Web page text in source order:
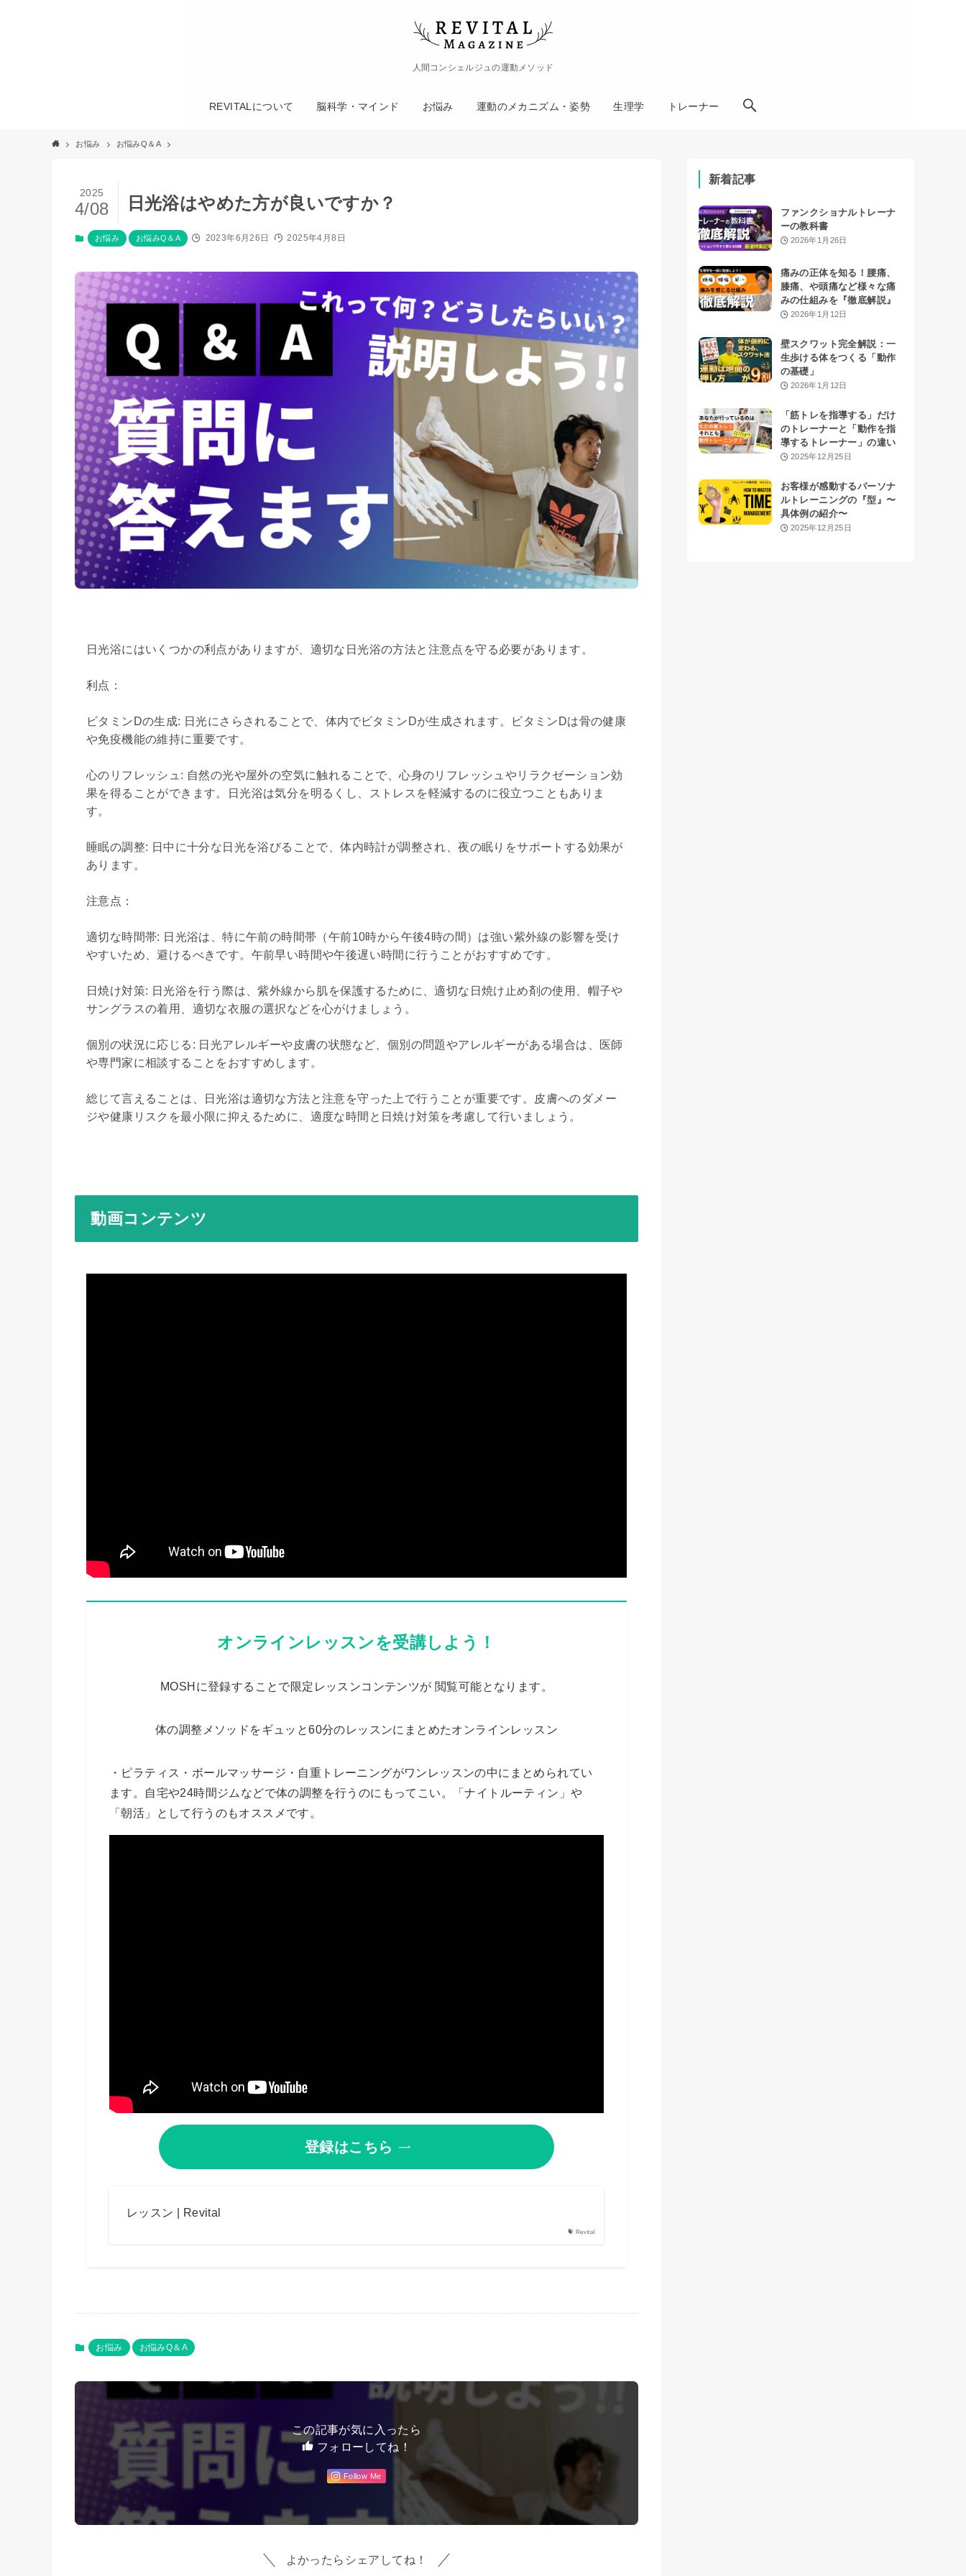
人間コンシェルジュの運動メソッド
REVITALについて 脳科学・マインド お悩み 運動のメカニズム・姿勢 生理学 トレーナー
お悩み お悩みQ＆A
日光浴はやめた方が良いですか？
2025
4/08
お悩み お悩みQ＆A 2023年6月26日 2025年4月8日
日光浴にはいくつかの利点がありますが、適切な日光浴の方法と注意点を守る必要があります。
利点：
ビタミンDの生成: 日光にさらされることで、体内でビタミンDが生成されます。ビタミンDは骨の健康
や免疫機能の維持に重要です。
心のリフレッシュ: 自然の光や屋外の空気に触れることで、心身のリフレッシュやリラクゼーション効
果を得ることができます。日光浴は気分を明るくし、ストレスを軽減するのに役立つこともありま
す。
睡眠の調整: 日中に十分な日光を浴びることで、体内時計が調整され、夜の眠りをサポートする効果が
あります。
注意点：
適切な時間帯: 日光浴は、特に午前の時間帯（午前10時から午後4時の間）は強い紫外線の影響を受け
やすいため、避けるべきです。午前早い時間や午後遅い時間に行うことがおすすめです。
日焼け対策: 日光浴を行う際は、紫外線から肌を保護するために、適切な日焼け止め剤の使用、帽子や
サングラスの着用、適切な衣服の選択などを心がけましょう。
個別の状況に応じる: 日光アレルギーや皮膚の状態など、個別の問題やアレルギーがある場合は、医師
や専門家に相談することをおすすめします。
総じて言えることは、日光浴は適切な方法と注意を守った上で行うことが重要です。皮膚へのダメー
ジや健康リスクを最小限に抑えるために、適度な時間と日焼け対策を考慮して行いましょう。
動画コンテンツ
オンラインレッスンを受講しよう！
MOSHに登録することで限定レッスンコンテンツが 閲覧可能となります。
体の調整メソッドをギュッと60分のレッスンにまとめたオンラインレッスン
・ピラティス・ボールマッサージ・自重トレーニングがワンレッスンの中にまとめられてい
ます。自宅や24時間ジムなどで体の調整を行うのにもってこい。「ナイトルーティン」や
「朝活」として行うのもオススメです。
登録はこちら
Revital
レッスン | Revital
お悩み お悩みQ＆A
この記事が気に入ったら
フォローしてね！
Follow Me
よかったらシェアしてね！
新着記事
ファンクショナルトレーナ
ーの教科書
2026年1月26日
痛みの正体を知る！腰痛、
膝痛、や頭痛など様々な痛
みの仕組みを『徹底解説』
2026年1月12日
壁スクワット完全解説：一
生歩ける体をつくる「動作
の基礎」
2026年1月12日
「筋トレを指導する」だけ
のトレーナーと「動作を指
導するトレーナー」の違い
2025年12月25日
お客様が感動するパーソナ
ルトレーニングの『型』〜
具体例の紹介〜
2025年12月25日